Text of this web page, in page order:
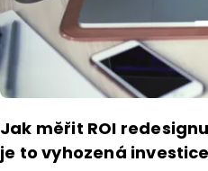
Jak měřit ROI
je to vyhozená